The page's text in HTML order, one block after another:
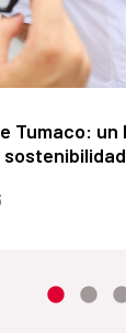
Bogotá:
Tumaco:
Tumaco: un